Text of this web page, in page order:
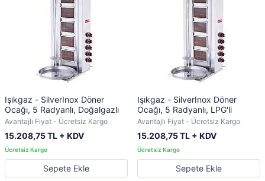
Işıkgaz - SilverInox Döner
Ocağı, 5 Radyanlı, Doğalgazlı
Avantajlı Fiyat - Ücretsiz Kargo
15.208,75 TL + KDV
Sepete Ekle
Işıkgaz - SilverInox Döner
Ocağı, 5 Radyanlı, LPG'li
Avantajlı Fiyat - Ücretsiz Kargo
15.208,75 TL + KDV
Sepete Ekle